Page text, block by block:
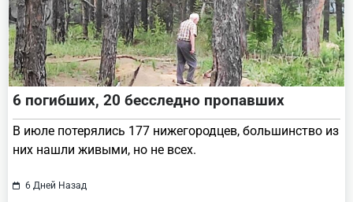
6 погибших, 20 бесследно пропавших
В июле потерялись 177 нижегородцев, большинство из
них нашли живыми, но не всех.
6 Дней Назад